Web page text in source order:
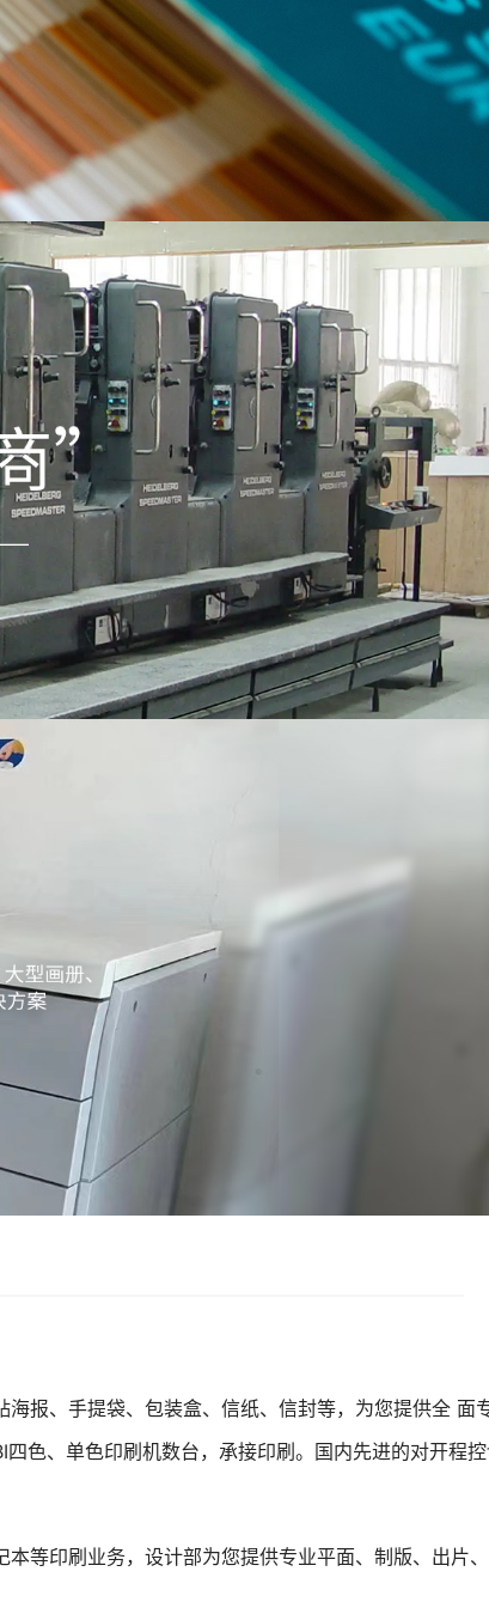
报、手提袋、包装盒、信纸、信封等，为您提供全 面
色、单色印刷机数台，承接印刷。国内先进的对开程
等印刷业务，设计部为您提供专业平面、制版、出片